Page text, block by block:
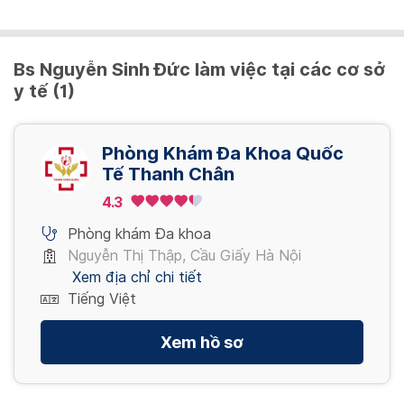
Xét nghiệm PCR Covid-19 (mẫu gộp 8 ~ 10)
300,000 VND/ người
KHÁM SỨC KHỎE HẬU COVID-19
Gói khám sức khỏe hậu Covid-19
Bs Nguyễn Sinh Đức làm việc tại các cơ sở
y tế (1)
Phòng Khám Đa Khoa Quốc
Tế Thanh Chân
4.3
Phòng khám Đa khoa
Nguyễn Thị Thập, Cầu Giấy Hà Nội
Xem địa chỉ chi tiết
Tiếng Việt
Xem hồ sơ